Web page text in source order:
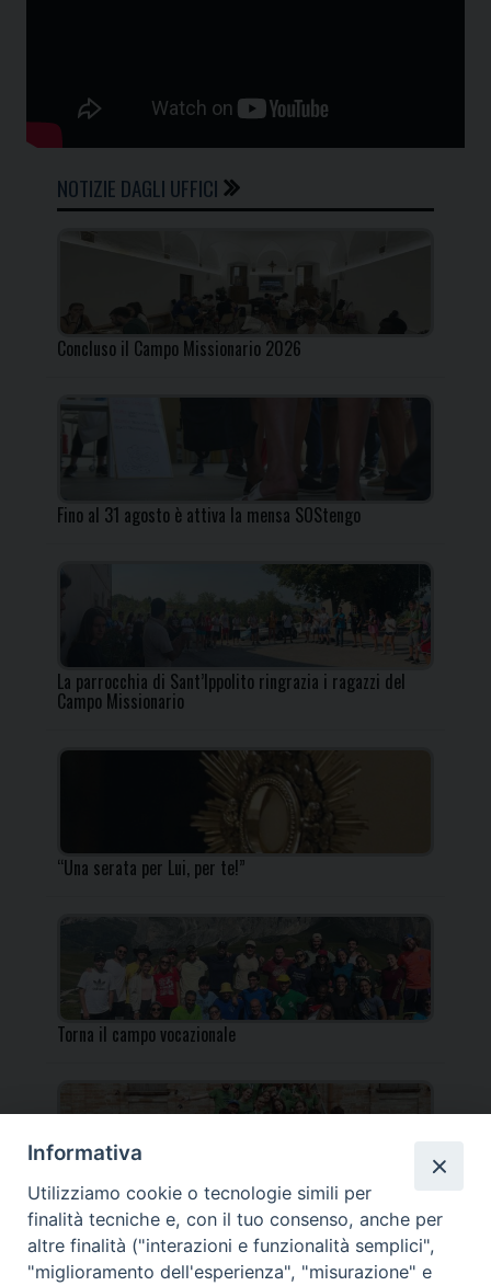
NOTIZIE DAGLI UFFICI
Concluso il Campo Missionario 2026
Fino al 31 agosto è attiva la mensa SOStengo
La parrocchia di Sant’Ippolito ringrazia i ragazzi del
Campo Missionario
“Una serata per Lui, per te!”
Torna il campo vocazionale
Torna il Campo Missionario Diocesano
Informativa
Utilizziamo cookie o tecnologie simili per
finalità tecniche e, con il tuo consenso, anche per
altre finalità ("interazioni e funzionalità semplici",
"miglioramento dell'esperienza", "misurazione" e